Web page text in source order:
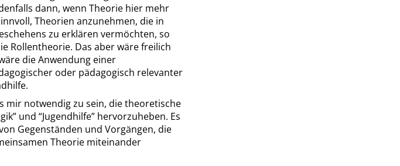
dann, wenn Theorie hier mehr
Theorien anzunehmen, die in
zu erklären vermöchten, so
Rollentheorie. Das aber wäre freilich
die Anwendung einer
oder pädagogisch relevanter
mir notwendig zu sein, die theoretische
” und “Jugendhilfe” hervorzuheben. Es
Gegenständen und Vorgängen, die
Theorie miteinander